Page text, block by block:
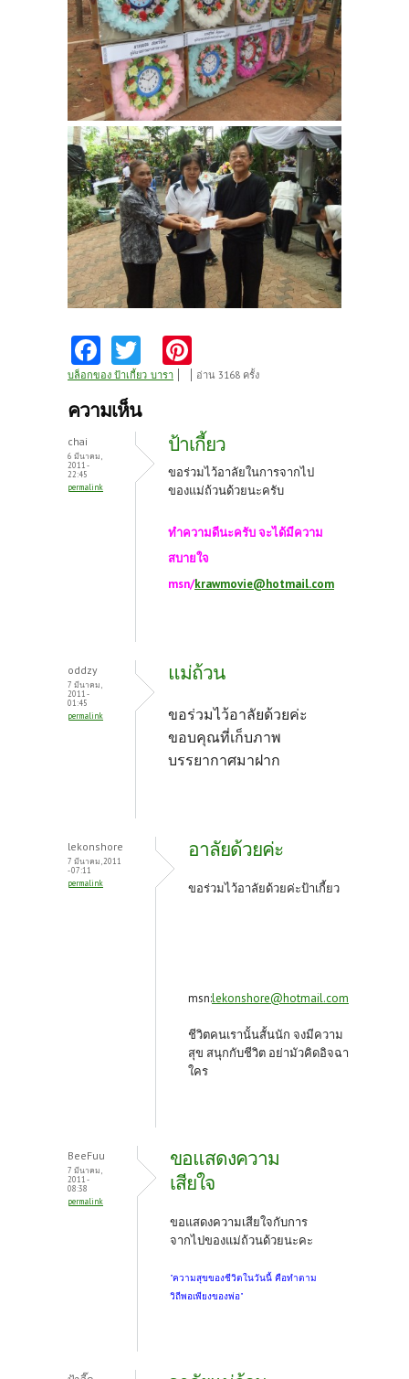
Fa
ce
b
o
k
w
itt
nt
es
t
บล็อกของ ป้าเกี้ยว_บารา อ่าน 3168 ครั้ง
ความเห็น
chai
6 มีนาคม,
2011 -
22:45
permalink
ป้าเกี้ยว
ขอร่วมไว้อาลัยในการจากไป
ของแม่ถ้วนด้วยนะครับ
ทำความดีนะครับ จะได้มีความ
สบายใจ
msn/krawmovie@hotmail.com
oddzy
7 มีนาคม,
2011 -
01:45
permalink
แม่ถ้วน
ขอร่วมไว้อาลัยด้วยค่ะ
ขอบคุณที่เก็บภาพ
บรรยากาศมาฝาก
lekonshore
7 มีนาคม, 2011
- 07:11
permalink
อาลัยด้วยค่ะ
ขอร่วมไว้อาลัยด้วยค่ะป้าเกี้ยว
msn:lekonshore@hotmail.com
ชีวิตคนเรานั้นสั้นนัก จงมีความ
สุข สนุกกับชีวิต อย่ามัวคิดอิจฉา
ใคร
BeeFuu
7 มีนาคม,
2011 -
08:38
permalink
ขอแสดงความ
เสียใจ
ขอแสดงความเสียใจกับการ
จากไปของแม่ถ้วนด้วยนะคะ
"ความสุขของชีวิตในวันนี้ คือทำตาม
วิถีพอเพียงของพ่อ"